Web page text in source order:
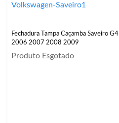
Fechadura Tampa Caçamba Saveiro G4
2006 2007 2008 2009
Produto Esgotado